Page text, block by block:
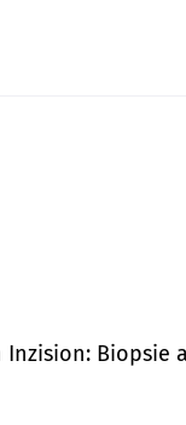
Biopsie